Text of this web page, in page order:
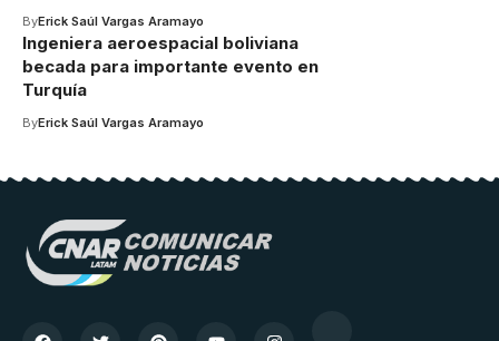
ByErick Saúl Vargas Aramayo
Ingeniera aeroespacial boliviana
becada para importante evento en
Turquía
ByErick Saúl Vargas Aramayo